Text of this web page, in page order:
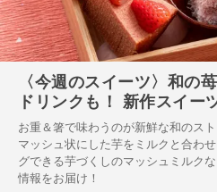
〈今週のスイーツ〉和の
ドリンクも！ 新作スイー
お重＆箸で味わうのが新鮮な和のス
マッシュ状にした芋をミルクと合わ
グできる芋づくしのマッシュミルク
情報をお届け！